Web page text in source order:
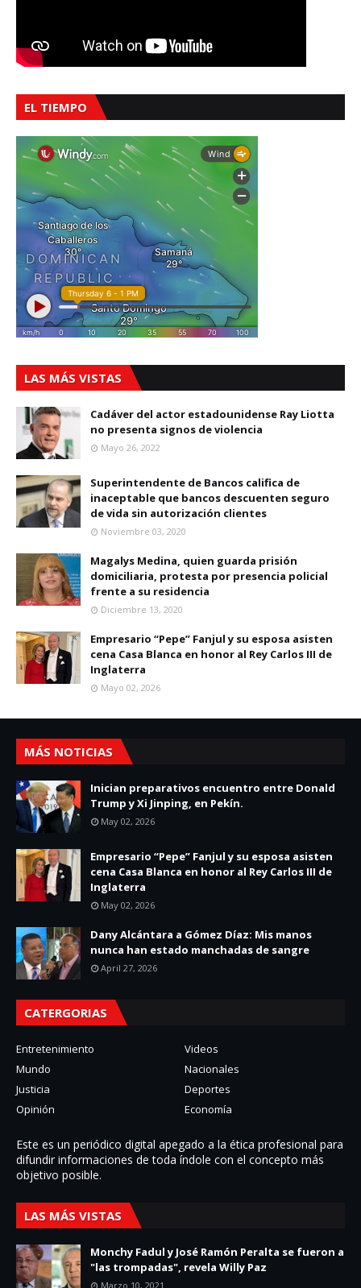
EL TIEMPO
LAS MÁS VISTAS
Cadáver del actor estadounidense Ray Liotta
no presenta signos de violencia
Mayo 26, 2022
Superintendente de Bancos califica de
inaceptable que bancos descuenten seguro
de vida sin autorización clientes
Noviembre 03, 2020
Magalys Medina, quien guarda prisión
domiciliaria, protesta por presencia policial
frente a su residencia
Diciembre 13, 2020
Empresario “Pepe” Fanjul y su esposa asisten
cena Casa Blanca en honor al Rey Carlos III de
Inglaterra
Mayo 02, 2026
MÁS NOTICIAS
Inician preparativos encuentro entre Donald
Trump y Xi Jinping, en Pekín.
May 02, 2026
Empresario “Pepe” Fanjul y su esposa asisten
cena Casa Blanca en honor al Rey Carlos III de
Inglaterra
May 02, 2026
Dany Alcántara a Gómez Díaz: Mis manos
nunca han estado manchadas de sangre
April 27, 2026
CATERGORIAS
Entretenimiento
Videos
Mundo
Nacionales
Justicia
Deportes
Opinión
Economía
Este es un periódico digital apegado a la ética profesional para
difundir informaciones de toda í­ndole con el concepto más
objetivo posible.
LAS MÁS VISTAS
Monchy Fadul y José Ramón Peralta se fueron a
"las trompadas", revela Willy Paz
Marzo 10, 2021